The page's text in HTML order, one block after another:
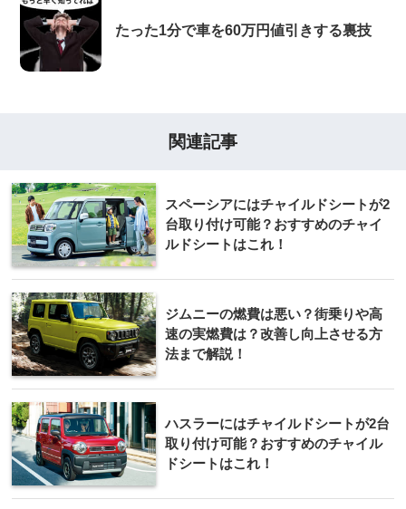
たった1分で車を60万円値引きする裏技
関連記事
スペーシアにはチャイルドシートが2
台取り付け可能？おすすめのチャイ
ルドシートはこれ！
ジムニーの燃費は悪い？街乗りや高
速の実燃費は？改善し向上させる方
法まで解説！
ハスラーにはチャイルドシートが2台
取り付け可能？おすすめのチャイル
ドシートはこれ！